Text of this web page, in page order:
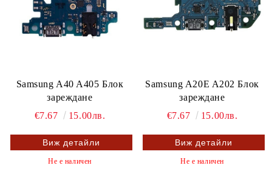
Samsung A40 A405 Блок
зареждане
€7.67
15.00лв.
Виж детайли
Не е наличен
Samsung A20E A202 Блок
зареждане
€7.67
15.00лв.
Виж детайли
Не е наличен